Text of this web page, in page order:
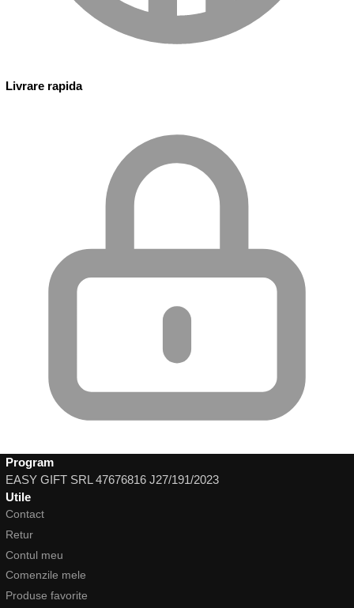
Livrare rapida
Program
EASY GIFT SRL 47676816 J27/191/2023
Utile
Contact
Retur
Contul meu
Comenzile mele
Produse favorite